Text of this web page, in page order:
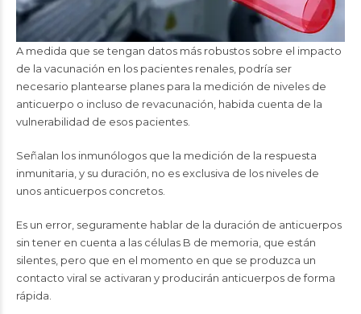
A medida que se tengan datos más robustos sobre el impacto
de la vacunación en los pacientes renales, podría ser
necesario plantearse planes para la medición de niveles de
anticuerpo o incluso de revacunación, habida cuenta de la
vulnerabilidad de esos pacientes.
Señalan los inmunólogos que la medición de la respuesta
inmunitaria, y su duración, no es exclusiva de los niveles de
unos anticuerpos concretos.
Es un error, seguramente hablar de la duración de anticuerpos
sin tener en cuenta a las células B de memoria, que están
silentes, pero que en el momento en que se produzca un
contacto viral se activaran y producirán anticuerpos de forma
rápida.